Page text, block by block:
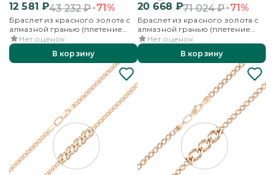
12 581 ₽43 232₽-71%
Браслет из красного золота с
алмазной гранью (плетение
«Двойной ромб»)
Нет оценок
В корзину
20 668 ₽71 024₽-71%
Браслет из красного золота с
алмазной гранью (плетение
«Двойной ромб»)
Нет оценок
В корзину